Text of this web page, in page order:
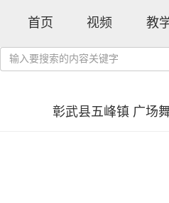
首页 视频 教
彰武县五峰镇 广场